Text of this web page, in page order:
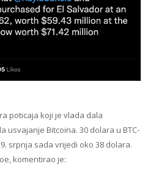
poticaja koji je vlada dala
usvajanje Bitcoina. 30 dolara u BTC-
srpnja sada vrijedi oko 38 dolara.
komentirao je: